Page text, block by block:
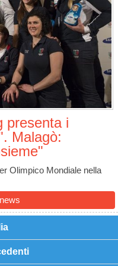
presenta i
Malagò:
Olimpico Mondiale nella